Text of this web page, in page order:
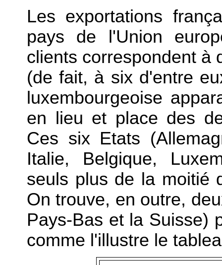
Les exportations
pays de l'Union
clients correspondent à
(de fait, à six d'entre
luxembourgeoise
en lieu et place des
Ces six Etats
Italie, Belgique,
seuls plus de la moitié
On trouve, en outre,
Pays-Bas et la Suisse)
comme l'illustre le